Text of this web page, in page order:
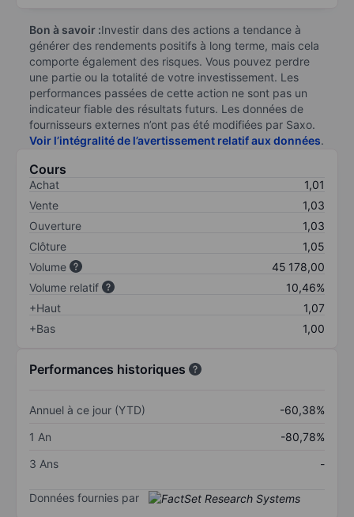
Bon à savoir :Investir dans des actions a tendance à
générer des rendements positifs à long terme, mais cela
comporte également des risques. Vous pouvez perdre
une partie ou la totalité de votre investissement. Les
performances passées de cette action ne sont pas un
indicateur fiable des résultats futurs. Les données de
fournisseurs externes n’ont pas été modifiées par Saxo.
Voir l’intégralité de l’avertissement relatif aux données.
Cours
Achat
1,01
Vente
1,03
Ouverture
1,03
Clôture
1,05
Volume
45 178,00
Volume relatif
10,46%
+Haut
1,07
+Bas
1,00
Performances historiques
Annuel à ce jour (YTD)
-60,38%
1 An
-80,78%
3 Ans
-
Données fournies par